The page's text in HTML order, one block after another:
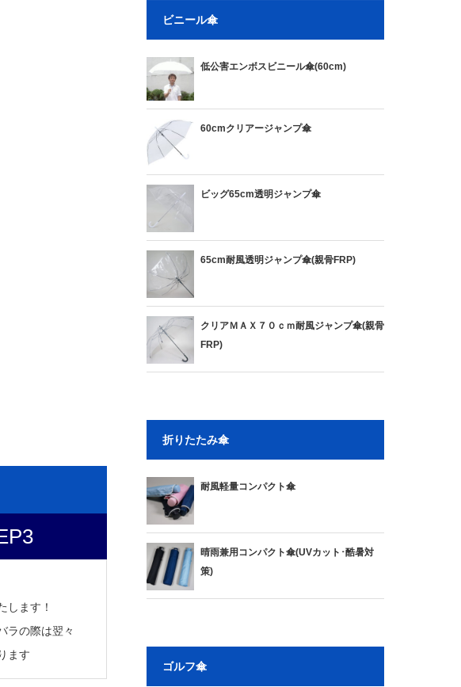
します！
ラの際は翌々
ます
ビニール傘
低公害エンボスビニール傘(60cm)
60cmクリアージャンプ傘
ビッグ65cm透明ジャンプ傘
65cm耐風透明ジャンプ傘(親骨FRP)
クリアＭＡＸ７０ｃｍ耐風ジャンプ傘(親骨
FRP)
折りたたみ傘
耐風軽量コンパクト傘
晴雨兼用コンパクト傘(UVカット･酷暑対
策)
ゴルフ傘